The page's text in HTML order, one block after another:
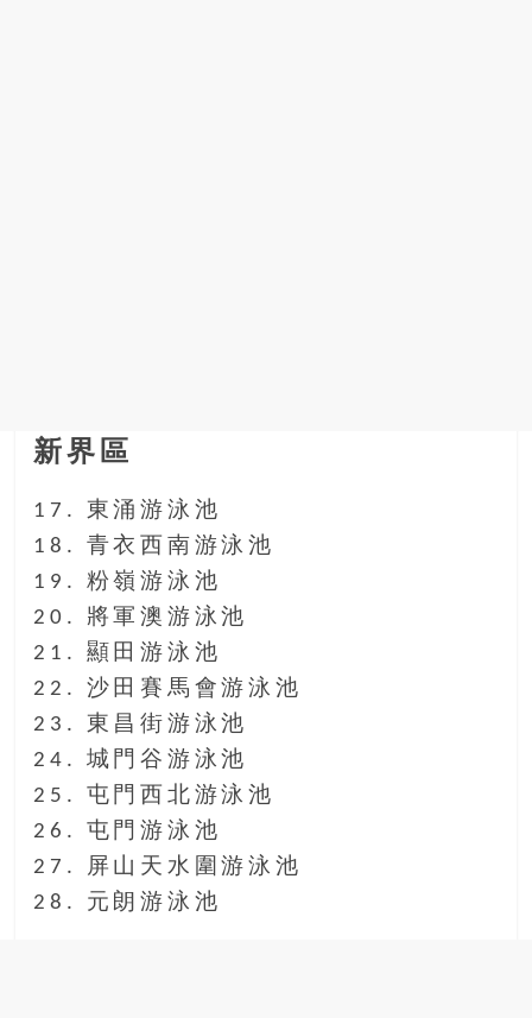
新界區
17. 東涌游泳池
18. 青衣西南游泳池
19. 粉嶺游泳池
20. 將軍澳游泳池
21. 顯田游泳池
22. 沙田賽馬會游泳池
23. 東昌街游泳池
24. 城門谷游泳池
25. 屯門西北游泳池
26. 屯門游泳池
27. 屏山天水圍游泳池
28. 元朗游泳池